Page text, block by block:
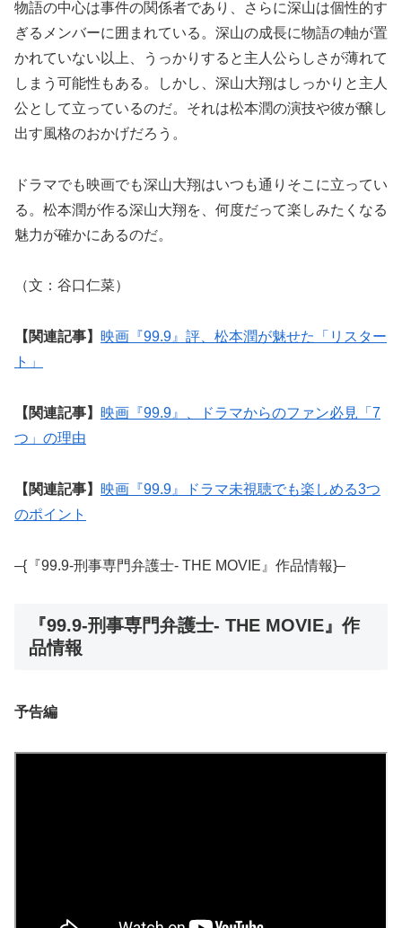
物語の中心は事件の関係者であり、さらに深山は個性的す
ぎるメンバーに囲まれている。深山の成長に物語の軸が置
かれていない以上、うっかりすると主人公らしさが薄れて
しまう可能性もある。しかし、深山大翔はしっかりと主人
公として立っているのだ。それは松本潤の演技や彼が醸し
出す風格のおかげだろう。
ドラマでも映画でも深山大翔はいつも通りそこに立ってい
る。松本潤が作る深山大翔を、何度だって楽しみたくなる
魅力が確かにあるのだ。
（文：谷口仁菜）
【関連記事】 映画『99.9』評、松本潤が魅せた「リスター
ト」
【関連記事】 映画『99.9』、ドラマからのファン必見「7
つ」の理由
【関連記事】 映画『99.9』ドラマ未視聴でも楽しめる3つ
のポイント
–{『99.9-刑事専門弁護士- THE MOVIE』作品情報}–
『99.9-刑事専門弁護士- THE MOVIE』作
品情報
予告編